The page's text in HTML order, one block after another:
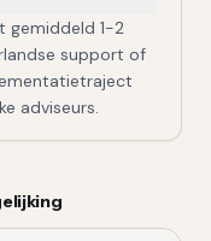
gemiddeld 1-2
support of
adviseurs.